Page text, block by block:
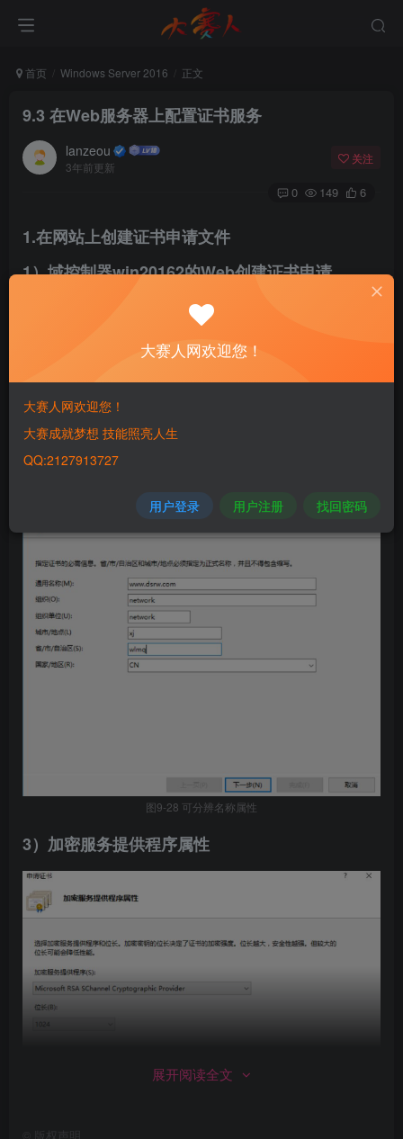
首页 Windows Server 2016 正文
9.3 在Web服务器上配置证书服务
lanzeou
3年前更新
关注
0 149 6
1.在网站上创建证书申请文件
1）域控制器win20162的Web创建证书申请
图9-27 域控制器win20162的Web创建证书申请
2）可分辨名称属性
图9-28 可分辨名称属性
3）加密服务提供程序属性
展开阅读全文
版权声明
大赛人网欢迎您！
大赛人网欢迎您！
大赛成就梦想 技能照亮人生
QQ:2127913727
用户登录 用户注册 找回密码